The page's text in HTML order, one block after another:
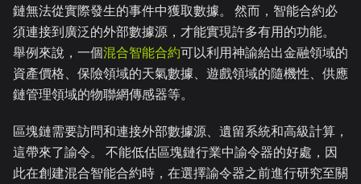
鏈無法從實際發生的事件中獲取數據。 然而，智能合約必
須連接到廣泛的外部數據源，才能實現許多有用的功能。
舉例來說，一個混合智能合約可以利用神諭給出金融領域的
資產價格、保險領域的天氣數據、遊戲領域的隨機性、供應
鏈管理領域的物聯網傳感器等。
區塊鏈需要訪問和連接外部數據源、遺留系統和高級計算，
這帶來了諭令。 不能低估區塊鏈行業中諭令器的好處，因
此在創建混合智能合約時，在選擇諭令器之前進行研究至關